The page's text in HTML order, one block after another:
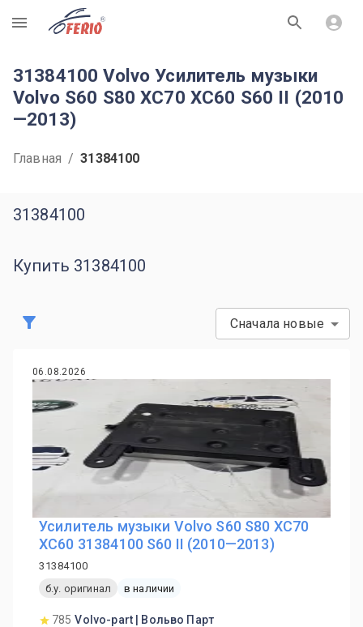
R
31384100 Volvo Усилитель музыки
Volvo S60 S80 XC70 XC60 S60 II (2010
—2013)
Главная / 31384100
31384100
Купить 31384100
Сначала новые
06.08.2026
Усилитель музыки Volvo S60 S80 XC70
XC60 31384100 S60 II (2010—2013)
31384100
б.у. оригинал
в наличии
785 Volvo-part | Вольво Парт